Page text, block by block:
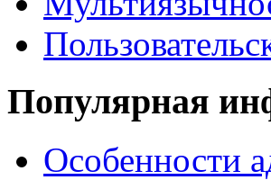
Популярная
Особенности